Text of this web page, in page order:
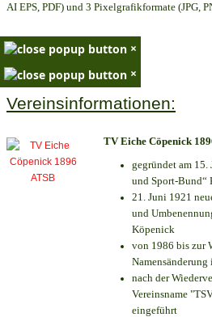
AI EPS, PDF) und 3 Pixelgrafikformate (JPG,
×
×
Vereinsinformationen:
TV Eiche Cöpenick
gegründet am 15.
und Sport-Bund“
21. Juni 1921
und
Köpenick
von 1986 bis zur
nach der
Vereinsname
eingeführt